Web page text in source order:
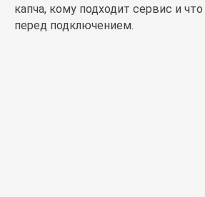
капча, кому подходит сервис и
перед подключением.